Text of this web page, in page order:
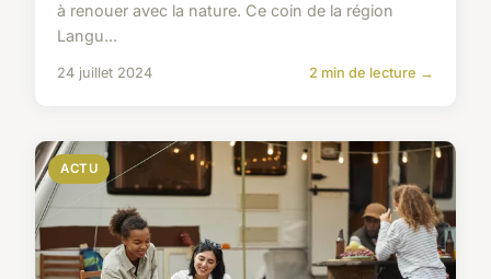
à renouer avec la nature. Ce coin de la région
Langu...
24 juillet 2024 2 min de lecture →
ACTU